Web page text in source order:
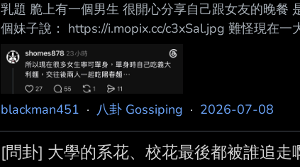
乳題 脆上有一個男生 很開心分享自己跟女友的晚餐
個妹子說： https://i.mopix.cc/c3xSal.jpg 難怪現在一
麵，交往後吃陽春麵 —— 哇靠！現在吃麵店也會被嗆
blackman451 · 八卦 Gossiping · 2026-07-08
[問卦] 大學的系花、校花最後都被誰追走